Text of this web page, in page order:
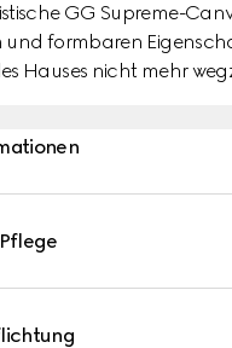
GG Supreme-
und formbaren
Hauses nicht mehr
gehaltenen
sorgt.